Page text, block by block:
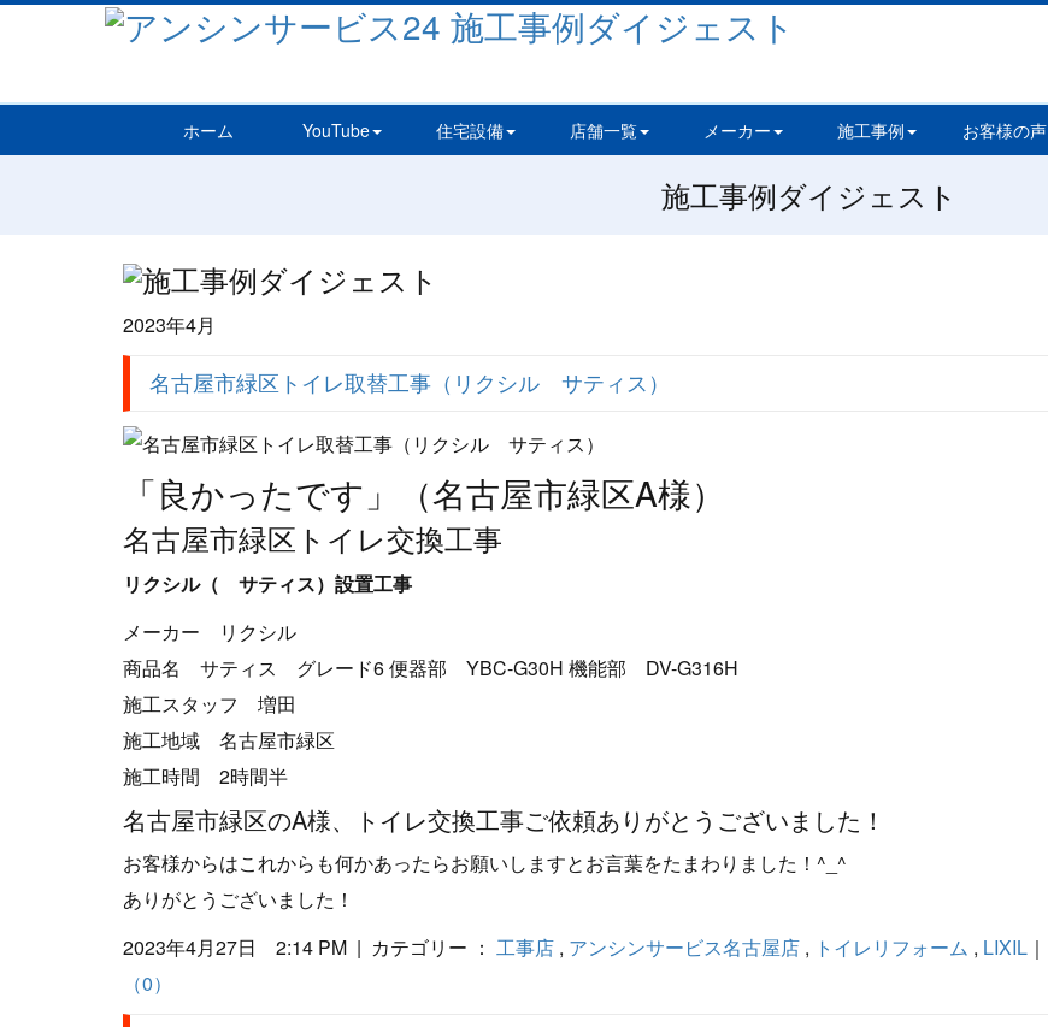
ホーム YouTube 住宅設備 店舗一覧 メーカー 施工事例 お客様の声
施工事例ダイジェスト
2023年4月
名古屋市緑区トイレ取替工事（リクシル サティス）
「良かったです」（名古屋市緑区A様）
名古屋市緑区トイレ交換工事
リクシル（ サティス）設置工事
メーカー リクシル
商品名 サティス グレード6 便器部 YBC-G30H 機能部 DV-G316H
施工スタッフ 増田
施工地域 名古屋市緑区
施工時間 2時間半
名古屋市緑区のA様、トイレ交換工事ご依頼ありがとうございました！
お客様からはこれからも何かあったらお願いしますとお言葉をたまわりました！^_^
ありがとうございました！
2023年4月27日 2:14 PM | カテゴリー ： 工事店 , アンシンサービス名古屋店 , トイレリフォーム , LIXIL ｜
（0）